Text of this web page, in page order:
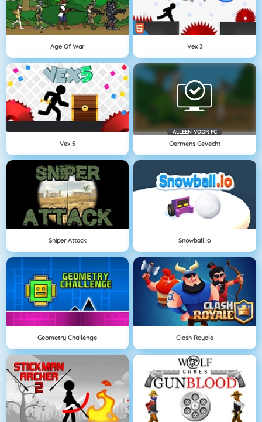
Age Of War Vex 3
Vex 5
ALLEEN VOOR PC
Oermens Gevecht
Sniper Attack Snowball.io
Geometry Challenge Clash Royale